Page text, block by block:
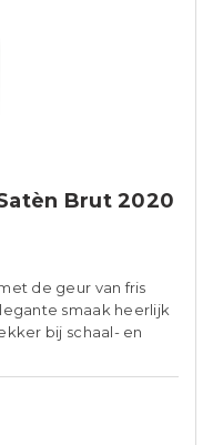
Brut 2020
de geur van fris
smaak heerlijk
bij schaal- en